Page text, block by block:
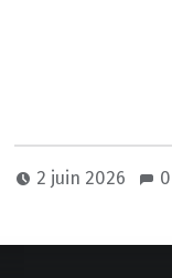
2 juin 2026 0